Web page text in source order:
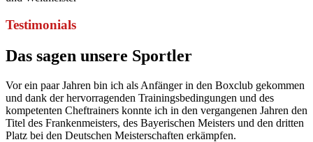
Testimonials
Das sagen unsere Sportler
Vor ein paar Jahren bin ich als Anfänger in den Boxclub gekommen
und dank der hervorragenden Trainingsbedingungen und des
kompetenten Cheftrainers konnte ich in den vergangenen Jahren den
Titel des Frankenmeisters, des Bayerischen Meisters und den dritten
Platz bei den Deutschen Meisterschaften erkämpfen.